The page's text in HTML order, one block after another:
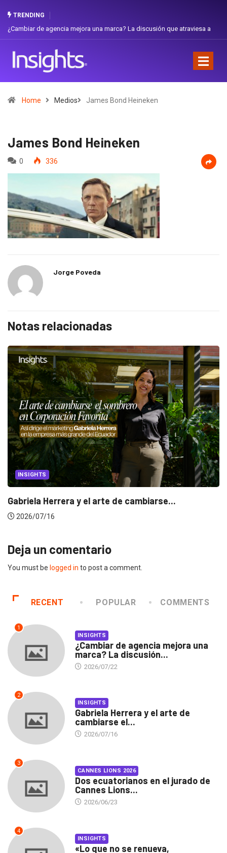
TRENDING
de agencia mejora una marca? La discusión que atraviesa a
Home Medios James Bond Heineken
James Bond Heineken
0 336
Jorge Poveda
Notas relacionadas
INSIGHTS
Gabriela Herrera y el arte de cambiarse...
2026/07/16
Deja un comentario
You must be logged in to post a comment.
RECENT POPULAR COMMENTS
1
INSIGHTS
¿Cambiar de agencia mejora una
marca? La discusión...
2026/07/22
2
INSIGHTS
Gabriela Herrera y el arte de
cambiarse el...
2026/07/16
3
CANNES LIONS 2026
Dos ecuatorianos en el jurado de
Cannes Lions...
2026/06/23
4
INSIGHTS
«Lo que no se renueva,